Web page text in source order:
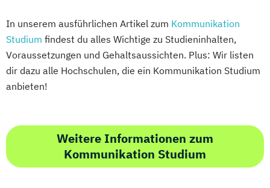
In unserem ausführlichen Artikel zum Kommunikation
Studium findest du alles Wichtige zu Studieninhalten,
Voraussetzungen und Gehaltsaussichten. Plus: Wir listen
dir dazu alle Hochschulen, die ein Kommunikation Studium
anbieten!
Weitere Informationen zum
Kommunikation Studium